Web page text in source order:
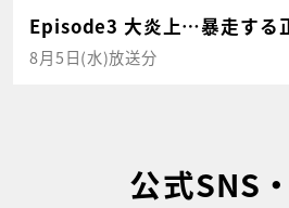
Episode3 大炎上…暴走する
8月5日(水)放送分
公式SNS